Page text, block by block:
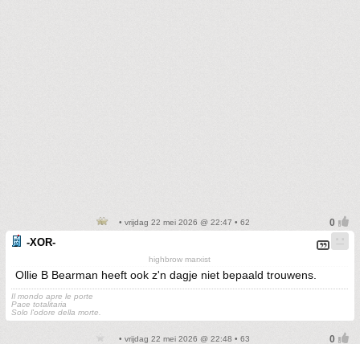
• vrijdag 22 mei 2026 @ 22:47 • 62
-XOR-
highbrow marxist
Ollie B Bearman heeft ook z'n dagje niet bepaald trouwens.
Il mondo apre le porte
Pace totalitaria
Solo l'odore della morte.
• vrijdag 22 mei 2026 @ 22:48 • 63